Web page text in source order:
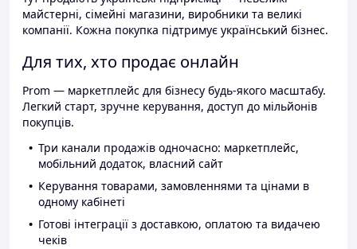
майстерні, сімейні магазини, виробники та великі
компанії. Кожна покупка підтримує український бізнес.
Для тих, хто продає онлайн
Prom — маркетплейс для бізнесу будь-якого масштабу.
Легкий старт, зручне керування, доступ до мільйонів
покупців.
Три канали продажів одночасно: маркетплейс,
мобільний додаток, власний сайт
Керування товарами, замовленнями та цінами в
одному кабінеті
Готові інтеграції з доставкою, оплатою та видачею
чеків